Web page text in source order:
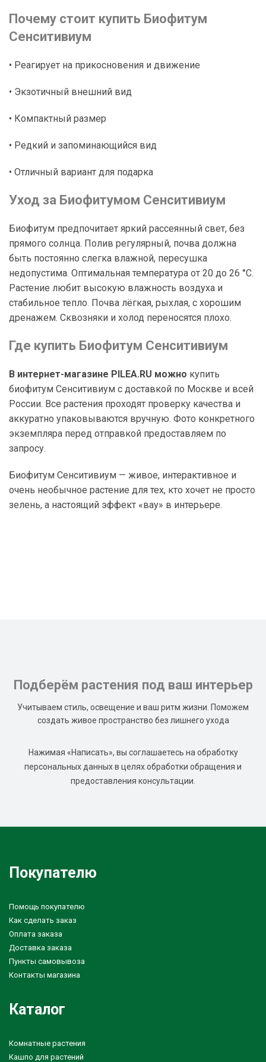
Почему стоит купить Биофитум
Сенситивиум
• Реагирует на прикосновения и движение
• Экзотичный внешний вид
• Компактный размер
• Редкий и запоминающийся вид
• Отличный вариант для подарка
Уход за Биофитумом Сенситивиум
Биофитум предпочитает яркий рассеянный свет, без
прямого солнца. Полив регулярный, почва должна
быть постоянно слегка влажной, пересушка
недопустима. Оптимальная температура от 20 до 26 °C.
Растение любит высокую влажность воздуха и
стабильное тепло. Почва лёгкая, рыхлая, с хорошим
дренажем. Сквозняки и холод переносятся плохо.
Где купить Биофитум Сенситивиум
В интернет-магазине PILEA.RU можно купить
биофитум Сенситивиум с доставкой по Москве и всей
России. Все растения проходят проверку качества и
аккуратно упаковываются вручную. Фото конкретного
экземпляра перед отправкой предоставляем по
запросу.
Биофитум Сенситивиум — живое, интерактивное и
очень необычное растение для тех, кто хочет не просто
зелень, а настоящий эффект «вау» в интерьере.
Подберём растения под ваш интерьер
Учитываем стиль, освещение и ваш ритм жизни. Поможем
создать живое пространство без лишнего ухода
Нажимая «Написать», вы соглашаетесь на обработку
персональных данных в целях обработки обращения и
предоставления консультации.
Покупателю
Помощь покупателю
Как сделать заказ
Оплата заказа
Доставка заказа
Пункты самовывоза
Контакты магазина
Каталог
Комнатные растения
Кашпо для растений